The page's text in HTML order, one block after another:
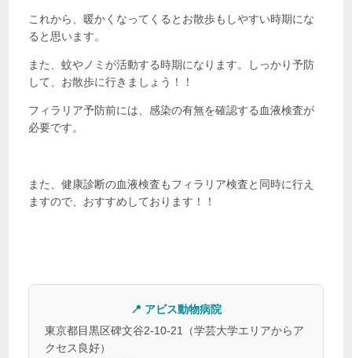
これから、暖かくなってくるとお散歩もしやすい時期にな
ると思います。
また、蚊やノミが活動する時期になります。しっかり予防
して、お散歩に行きましょう！！
フィラリア予防前には、感染の有無を確認する血液検査が
必要です。
また、健康診断の血液検査もフィラリア検査と同時に行え
ますので、おすすめしております！！
📍 アビス動物病院
東京都目黒区碑文谷2-10-21（学芸大学エリアからア
クセス良好）